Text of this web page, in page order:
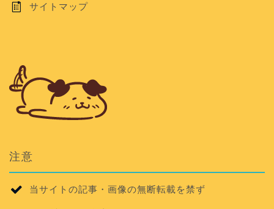
サイトマップ
注意
当サイトの記事・画像の無断転載を禁ず